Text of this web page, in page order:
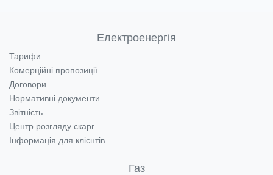
Електроенергія
Тарифи
Комерційні пропозиції
Договори
Нормативні документи
Звітність
Центр розгляду скарг
Інформація для клієнтів
Газ